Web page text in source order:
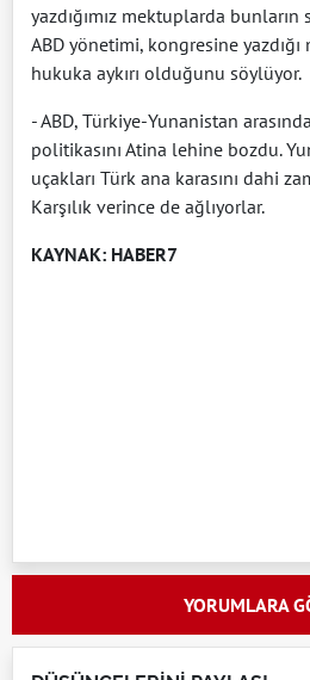
yazdığımız mektuplarda bunların
ABD yönetimi, kongresine
hukuka aykırı olduğunu söylüyor.
- ABD, Türkiye-Yunanistan
politikasını Atina lehine bozdu.
uçakları Türk ana karasını dahi
Karşılık verince de ağlıyorlar.
KAYNAK: HABER7
YORUMLARA